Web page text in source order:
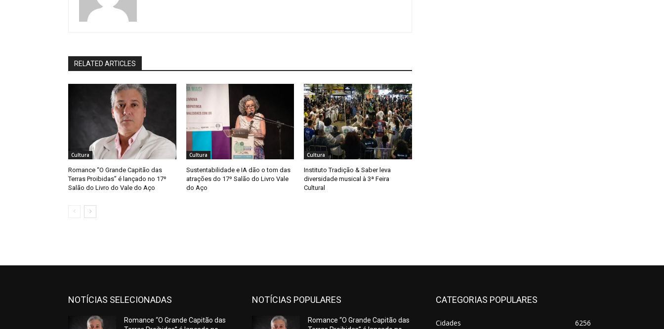
RELATED ARTICLES
Cultura
Romance “O Grande Capitão das
Terras Proibidas” é lançado no 17º
Salão do Livro do Vale do Aço
Cultura
Sustentabilidade e IA dão o tom das
atrações do 17º Salão do Livro Vale
do Aço
Cultura
Instituto Tradição & Saber leva
diversidade musical à 3ª Feira
Cultural
NOTÍCIAS SELECIONADAS
Romance “O Grande Capitão das
NOTÍCIAS POPULARES
Romance “O Grande Capitão das
CATEGORIAS POPULARES
Cidades
6256